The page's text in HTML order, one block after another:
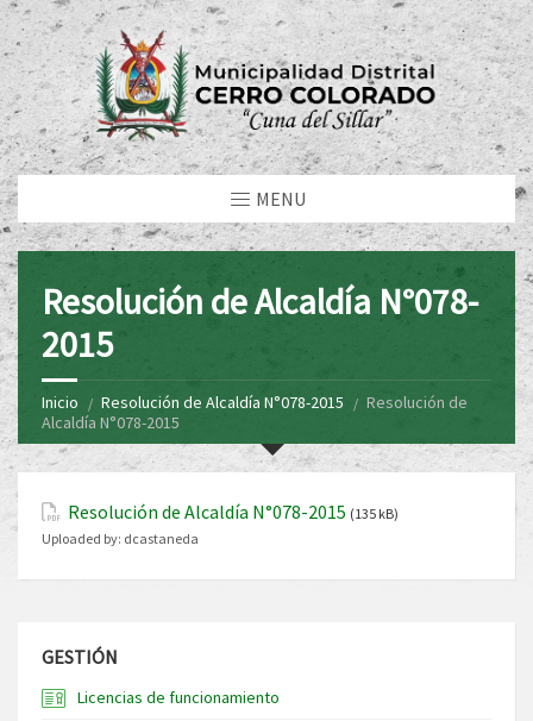
MENU
Resolución de Alcaldía N°078-
2015
Inicio Resolución de Alcaldía N°078-2015
Resolución de
Alcaldía N°078-2015
Resolución de Alcaldía N°078-2015 (135 kB)
Uploaded by: dcastaneda
GESTIÓN
Licencias de funcionamiento